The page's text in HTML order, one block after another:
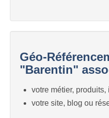
Géo-
"Barentin"
votre métier,
votre site, blog ou